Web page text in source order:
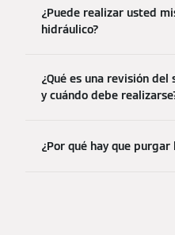
¿Puede realizar usted
hidráulico?
¿Qué es una revisión
y cuándo debe
¿Por qué hay que purgar